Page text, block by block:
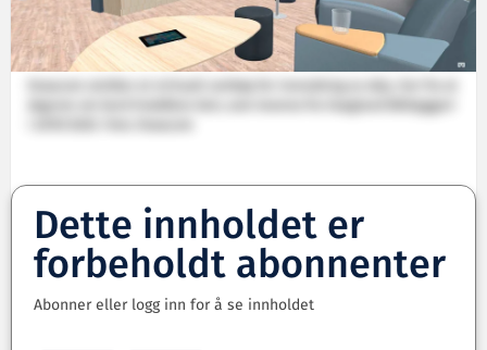
Dette innholdet er
forbeholdt abonnenter
Abonner eller logg inn for å se innholdet